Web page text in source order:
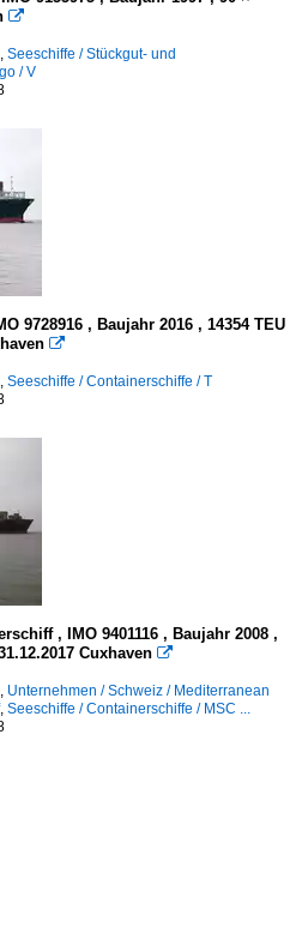

Seeschiffe / Stückgut- und
/ V
9728916 , Baujahr 2016 , 14354 TEU

Seeschiffe / Containerschiffe / T
, IMO 9401116 , Baujahr 2008 ,
Cuxhaven 
Unternehmen / Schweiz / Mediterranean
, Seeschiffe / Containerschiffe / MSC ...